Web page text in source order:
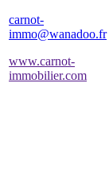
carnot-
immo@wanadoo.fr
www.carnot-
immobilier.com